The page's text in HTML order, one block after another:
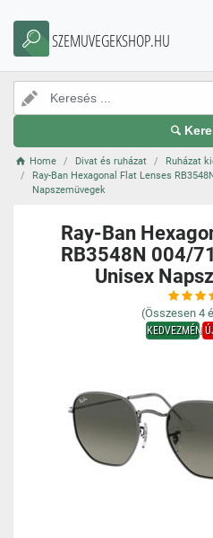
SZEMUVEGEKSHOP.HU
Home Divat és ruházat Ruházat
Ray-Ban Hexagonal Flat Lenses
Napszemüvegek
Ray-Ban
RB3548N 004/
Unisex
(Összesen 4
KEDVEZMÉNY